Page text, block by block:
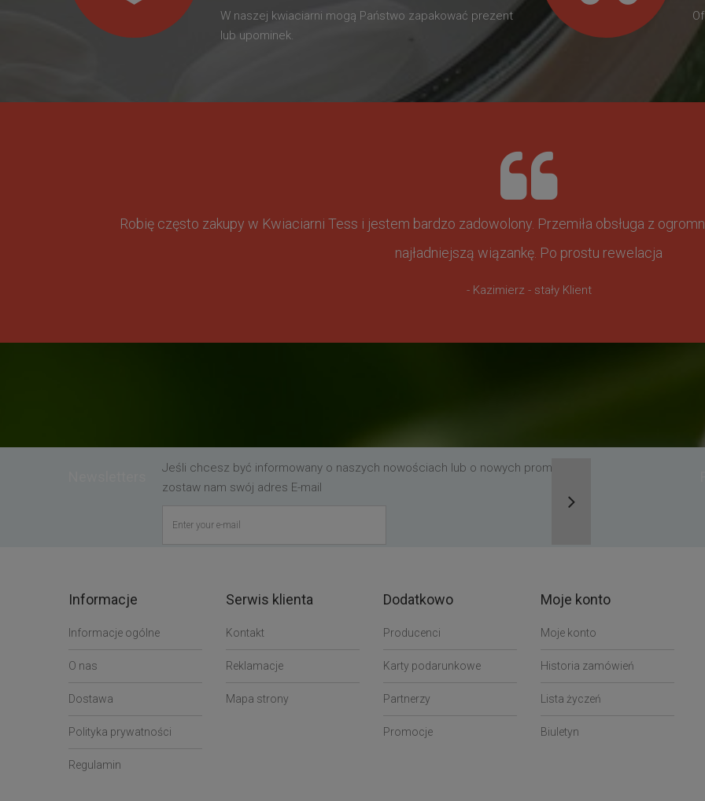
W naszej kwiaciarni mogą Państwo zapakować prezent
lub upominek.
Robię często zakupy w Kwiaciarni Tess i jestem bardzo zadowolony. Przemiła obsługa z
najładniejszą wiązankę. Po prostu rewelacja
- Kazimierz - stały Klient
Jeśli chcesz być informowany o naszych nowościach lub o nowych promocjach,
zostaw nam swój adres E-mail
Informacje
Informacje ogólne
O nas
Dostawa
Polityka prywatności
Regulamin
Serwis klienta
Kontakt
Reklamacje
Mapa strony
Dodatkowo
Producenci
Karty podarunkowe
Partnerzy
Promocje
Moje konto
Moje konto
Historia zamówień
Lista życzeń
Biuletyn